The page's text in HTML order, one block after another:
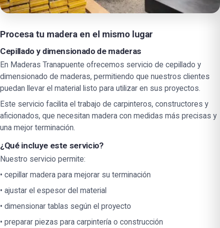
Procesa tu madera en el mismo lugar
Cepillado y dimensionado de maderas
En Maderas Tranapuente ofrecemos servicio de cepillado y
dimensionado de maderas, permitiendo que nuestros clientes
puedan llevar el material listo para utilizar en sus proyectos.
Este servicio facilita el trabajo de carpinteros, constructores y
aficionados, que necesitan madera con medidas más precisas y
una mejor terminación.
¿Qué incluye este servicio?
Nuestro servicio permite:
• cepillar madera para mejorar su terminación
• ajustar el espesor del material
• dimensionar tablas según el proyecto
• preparar piezas para carpintería o construcción